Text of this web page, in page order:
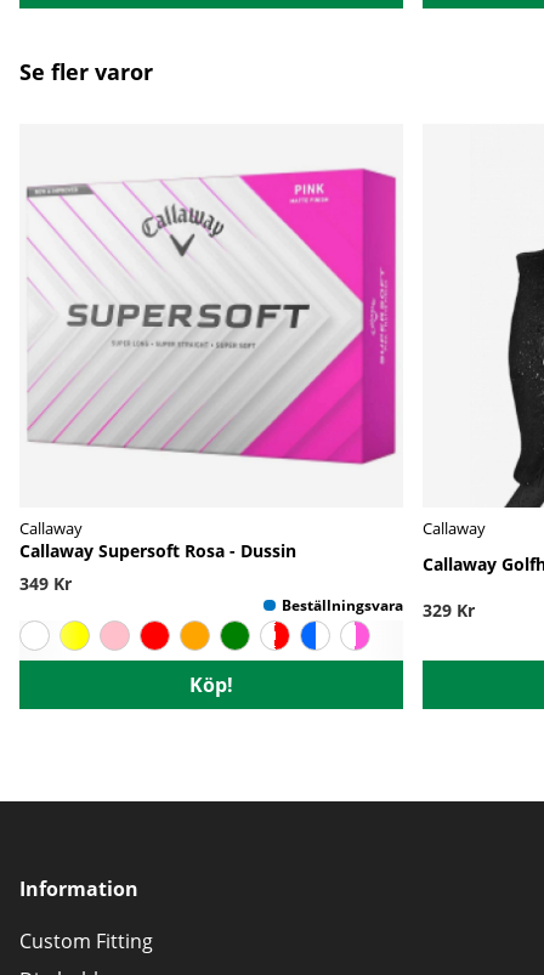
Se fler varor
Callaway
Callaway Supersoft Rosa - Dussin
349 Kr
Köp!
Callaway
Callaway
329 Kr
Information
Custom Fitting